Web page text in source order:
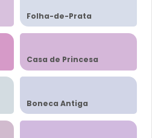
Folha-de-Prata
Casa de Princesa
Boneca Antiga